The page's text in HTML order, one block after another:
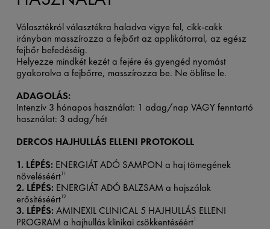
Választékról választékra haladva vigye fel, cikk-cakk
irányban masszírozza a fejbőrt az applikátorral, az egész
fejbőr befedéséig.
Helyezze mindkét kezét a fejére és gyengéd nyomást
gyakorolva a fejbőrre, masszírozza be. Ne öblítse le.
ADAGOLÁS:
Intenzív 3 hónapos használat: 1 adag/nap VAGY fenntartó
használat: 3 adag/hét
DERCOS HAJHULLÁS ELLENI PROTOKOLL
1. LÉPÉS:ENERGIÁT ADÓ SAMPON a haj tömegének
növeléséért11
2. LÉPÉS:ENERGIÁT ADÓ BALZSAM a hajszálak
erősítéséért12
3. LÉPÉS:AMINEXIL CLINICAL 5 HAJHULLÁS ELLENI
PROGRAM a hajhullás klinikai csökkentéséért1